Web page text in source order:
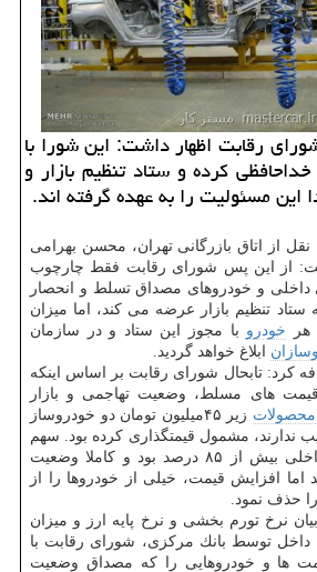
رقابت اظهار داشت: این شورا با
كرده و ستاد تنظیم بازار و
این مسئولیت را به عهده گرفته اند.
از اتاق بازرگانی تهران، محسن بهرامی
از این پس شورای رقابت فقط چارچوب
داخلی و خودروهای مصداق تسلط و انحصار
تنظیم بازار عرضه می كند، اما میزان
هر خودرو با مجوز این ستاد و در سازمان
ابلاغ خواهد گردید.
كرد: تابحال شورای رقابت بر اساس اینكه
های مسلط، وضعیت تهاجمی و بازار
محصولات
زیر ۴۵میلیون تومان دو خودروساز
ندارند، مشمول قیمتگذاری كرده بود. سهم
این خودروها از بازار داخلی بیش از ۸۵ درصد بود و كاملا وضعیت
اما افزایش قیمت، خیلی از خودروها را از
حذف نمود.
نرخ تورم بخشی و نرخ پایه ارز و میزان
داخل توسط بانك مركزی، شورای رقابت با
ها و خودروهایی را كه مصداق وضعیت